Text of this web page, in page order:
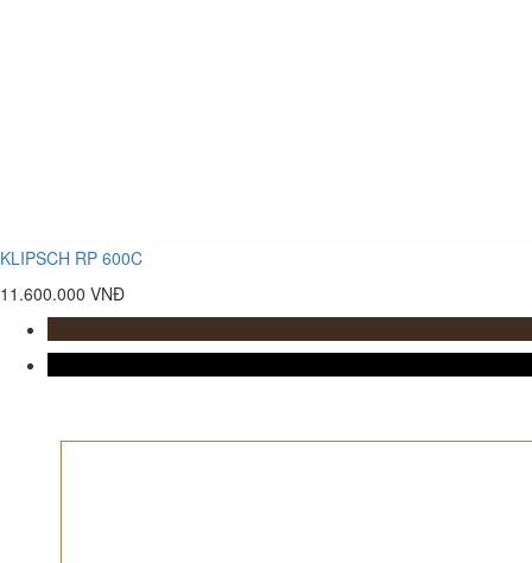
KLIPSCH RP 600C
11.600.000 VNĐ